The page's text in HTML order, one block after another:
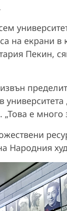
на екрани в
Пекин,
е
Народния